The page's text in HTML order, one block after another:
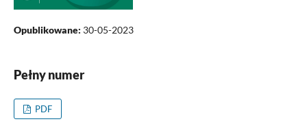
Opublikowane: 30-05-2023
Pełny numer
PDF